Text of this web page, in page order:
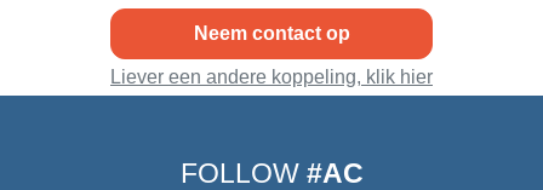
Neem contact op
Liever een andere koppeling, klik hier
FOLLOW #AC